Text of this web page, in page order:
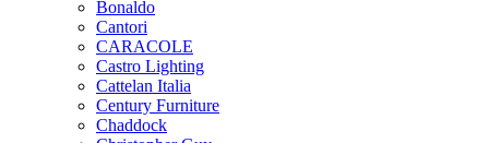
Bonaldo
Cantori
CARACOLE
Castro Lighting
Cattelan Italia
Century Furniture
Chaddock